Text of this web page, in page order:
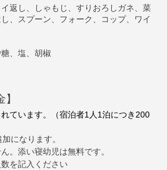
イ返し、しゃもじ、すりおろしガネ、菜
、スプーン、フォーク、コップ、ワイ
、塩、胡椒
ています。（宿泊者1人1泊につき200
になります。
。添い寝幼児は無料です。
を記入ください